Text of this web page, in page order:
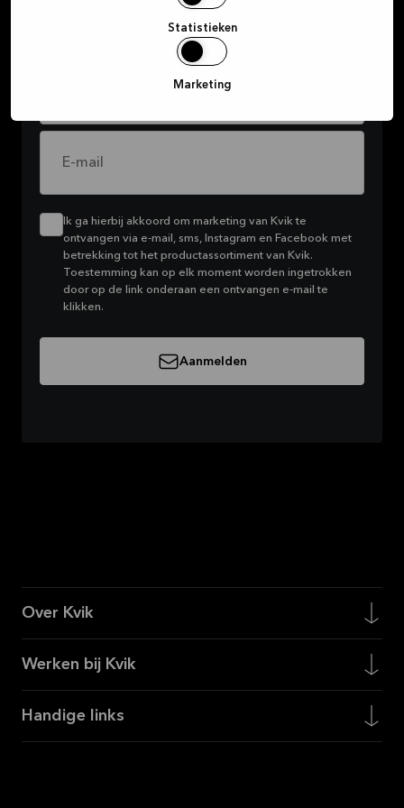
Statistieken
Marketing
voor je in petto hebben.
E-mail
Ik ga hierbij akkoord om marketing van Kvik te
ontvangen via e-mail, sms, Instagram en Facebook met
betrekking tot het productassortiment van Kvik.
Toestemming kan op elk moment worden ingetrokken
door op de link onderaan een ontvangen e-mail te
klikken.
Aanmelden
Over Kvik
Werken bij Kvik
Handige links